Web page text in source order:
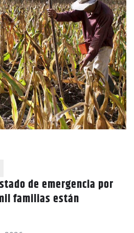
de emergencia por
familias están